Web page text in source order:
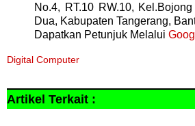
No.4, RT.10 RW.10,
Dua, Kabupaten Tangerang,
Dapatkan Petunjuk Melalui
Digital Computer
Artikel Terkait :